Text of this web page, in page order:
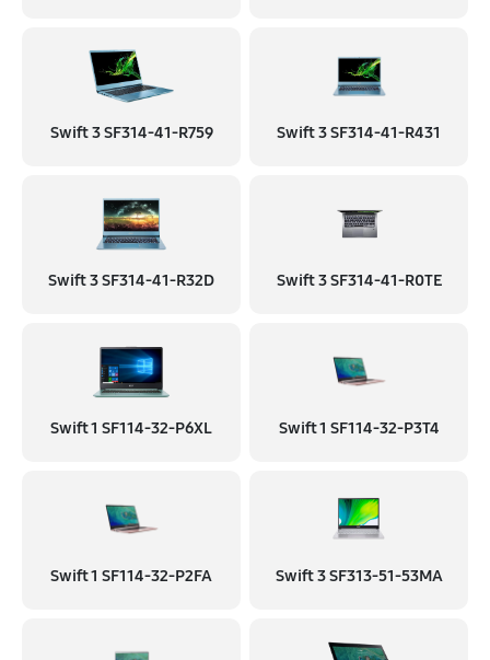
Swift 3 SF314-41-R759 Swift 3 SF314-41-R431
Swift 3 SF314-41-R32D Swift 3 SF314-41-R0TE
Swift 1 SF114-32-P6XL Swift 1 SF114-32-P3T4
Swift 1 SF114-32-P2FA Swift 3 SF313-51-53MA